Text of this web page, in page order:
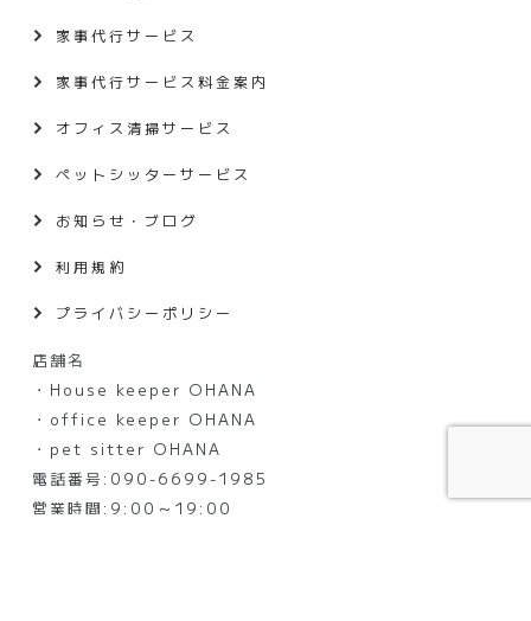
家事代行サービス
家事代行サービス料金案内
オフィス清掃サービス
ペットシッターサービス
お知らせ・ブログ
利用規約
プライバシーポリシー
店舗名
・House keeper OHANA
・office keeper OHANA
・pet sitter OHANA
電話番号:090-6699-1985
営業時間:9:00～19:00